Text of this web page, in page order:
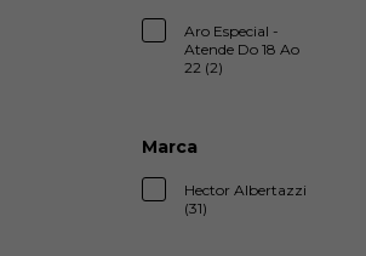
Aro Especial -
Atende Do 18 Ao
22 (2)
Marca
Hector Albertazzi
(31)